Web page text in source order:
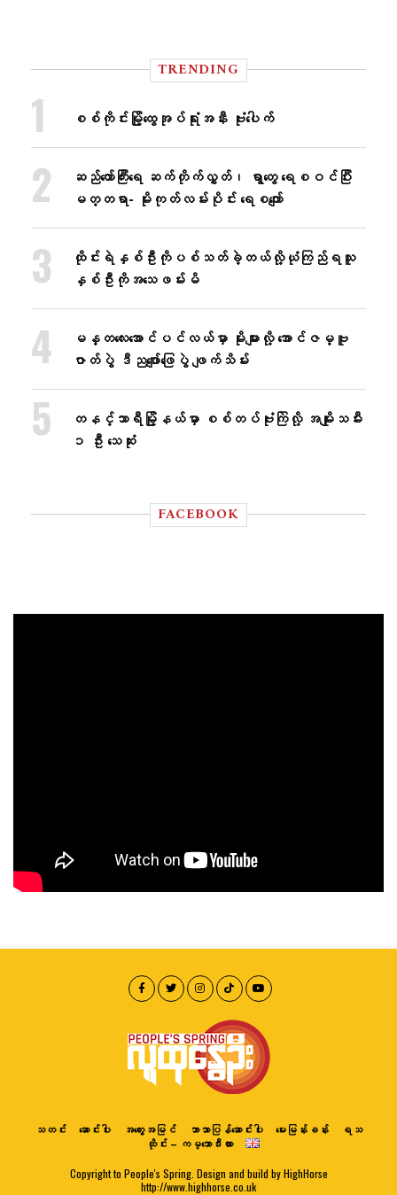
TRENDING
စစ်ကိုင်းမြို့ထွေအုပ်ရုံးအနီး ဗုံးပေါက်
ဆည်တော်ကြီးရေ ဆက်တိုက်လွှတ်၊ ရွာတွေ ရေစဝင်ပြီး
မတ္တရာ- မိုးကုတ်လမ်းပိုင်း ရေစကျော်
ထိုင်းရဲနှစ်ဦးကိုပစ်သတ်ခဲ့တယ်လို့ယုံကြည်ရသူ
နှစ်ဦးကိုအသေဖမ်းမိ
မန္တလေးအောင်ပင်လယ်မှာ မိုးများလို့ အောင်ဇမ္ဗူ
ဇာတ်ပွဲ ဒီညဖျော်ဖြေပွဲ ဖျက်သိမ်း
တနင်္သာရီမြို့နယ်မှာ စစ်တပ်ဗုံးကြဲလို့ အမျိုးသမီး
၁ ဦး သေဆုံး
FACEBOOK
သတင်း ဆောင်းပါး အတွေးအမြင် ဘာသာပြန်ဆောင်းပါး မေးမြန်းခန်း
ရသ
ထိုင်း – ကမ္ဘောဒီးယား
Copyright to People's Spring. Design and build by HighHorse
http://www.highhorse.co.uk